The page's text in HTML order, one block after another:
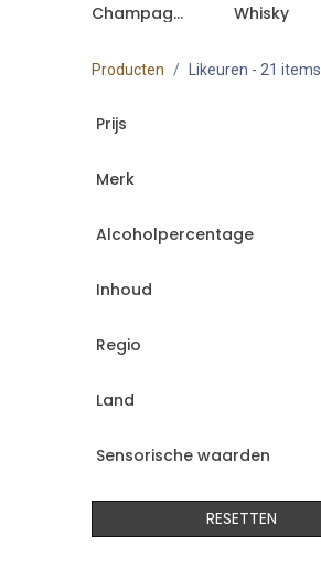
Champagne Whisky
Producten Likeuren - 21 items
Prijs
Merk
Alcoholpercentage
Inhoud
Regio
Land
Sensorische waarden
RESETTEN